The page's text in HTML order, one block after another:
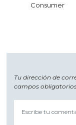
Consumer
Tu dirección de
campos